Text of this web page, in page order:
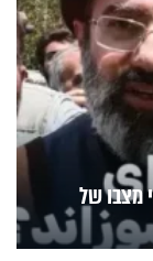
מצבו של